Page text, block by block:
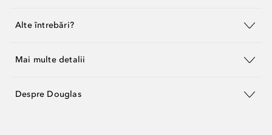
Alte întrebări?
Mai multe detalii
Despre Douglas